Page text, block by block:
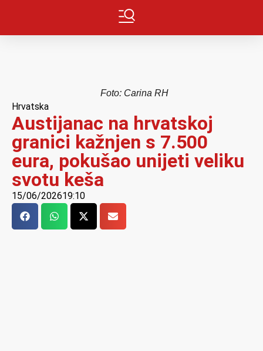
Foto: Carina RH
Hrvatska
Austijanac na hrvatskoj
granici kažnjen s 7.500
eura, pokušao unijeti veliku
svotu keša
15/06/202619:10